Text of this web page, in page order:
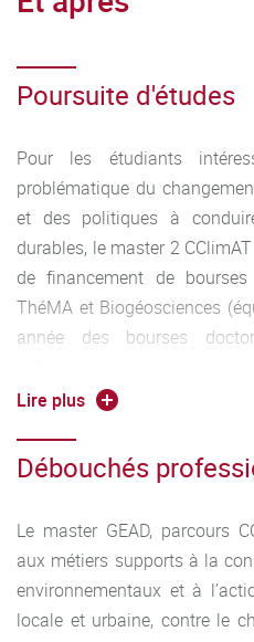
Poursuite d'études
Pour les étudiants
problématique du
et des politiques à
durables, le master 2
de financement de
ThéMA et Biogéosciences
année des bourses
• Agence De l’Environnement
• Ministère de la recherche
• Conseil régional de
Lire plus
Débouchés
Le master GEAD, parcours
aux métiers supports à la
environnementaux et à
locale et urbaine, contre le